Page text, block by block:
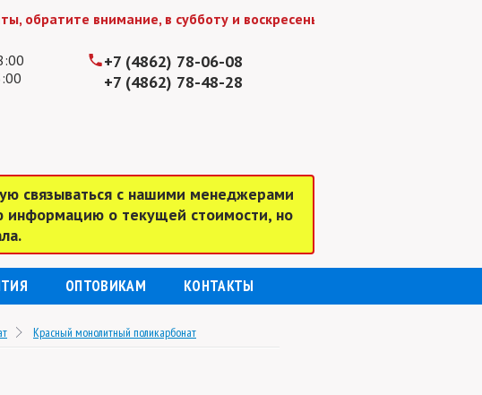
внимание, в субботу и воскресенье мы работаем до 15:00
+7 (4862) 78-06-08
+7 (4862) 78-48-28
связываться с нашими менеджерами
информацию о текущей стоимости, но
ОПТОВИКАМ КОНТАКТЫ
Красный монолитный поликарбонат